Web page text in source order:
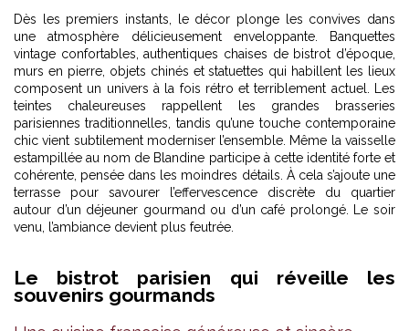
Dès les premiers instants, le décor plonge les convives dans
une atmosphère délicieusement enveloppante. Banquettes
vintage confortables, authentiques chaises de bistrot d’époque,
murs en pierre, objets chinés et statuettes qui habillent les lieux
composent un univers à la fois rétro et terriblement actuel. Les
teintes chaleureuses rappellent les grandes brasseries
parisiennes traditionnelles, tandis qu’une touche contemporaine
chic vient subtilement moderniser l’ensemble. Même la vaisselle
estampillée au nom de Blandine participe à cette identité forte et
cohérente, pensée dans les moindres détails. À cela s’ajoute une
terrasse pour savourer l’effervescence discrète du quartier
autour d’un déjeuner gourmand ou d’un café prolongé. Le soir
venu, l’ambiance devient plus feutrée.
Le bistrot parisien qui réveille les
souvenirs gourmands